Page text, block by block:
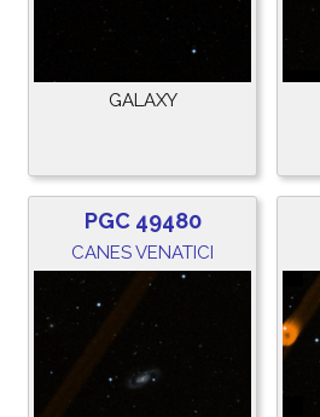
GALAXY
PGC 49480
CANES VENATICI